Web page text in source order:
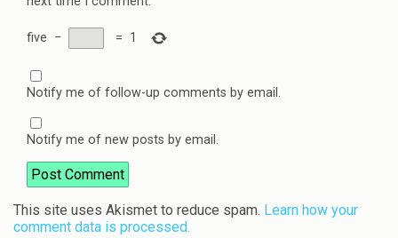
five − = 1
Notify me of follow-up comments by email.
Notify me of new posts by email.
This site uses Akismet to reduce spam. Learn how your
comment data is processed.